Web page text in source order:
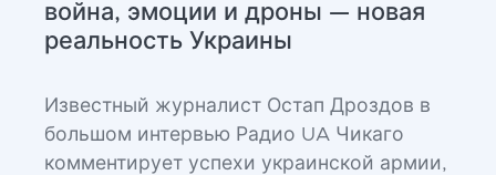
война, эмоции и дроны — новая
реальность Украины
Известный журналист Остап Дроздов в
большом интервью Радио UA Чикаго
комментирует успехи украинской армии,